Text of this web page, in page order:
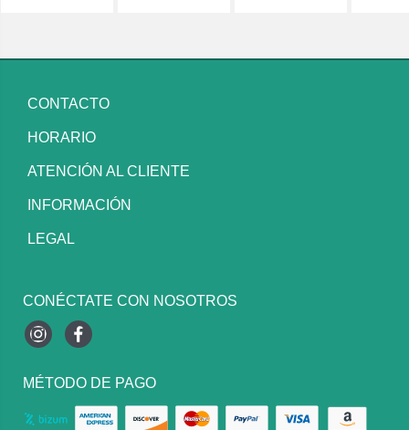
CONTACTO
HORARIO
ATENCIÓN AL CLIENTE
INFORMACIÓN
LEGAL
CONÉCTATE CON NOSOTROS
InstagramFacebook
MÉTODO DE PAGO